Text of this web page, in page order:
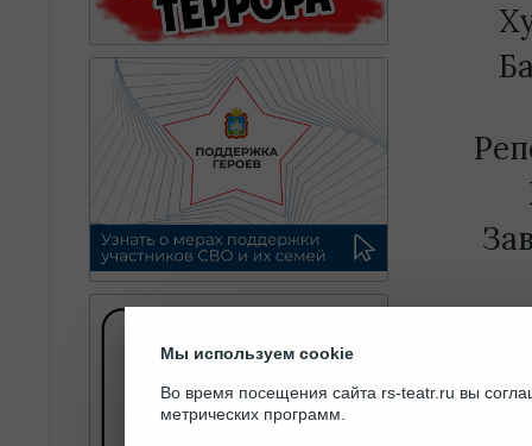
Мы используем cookie
Во время посещения сайта rs-teatr.ru вы
метрических программ.